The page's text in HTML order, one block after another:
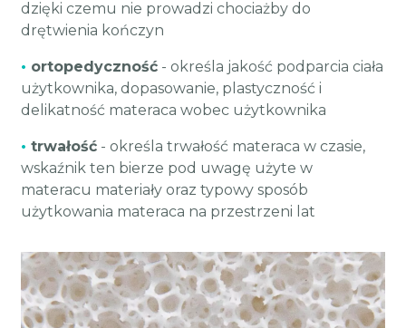
dzięki czemu nie prowadzi chociażby do
drętwienia kończyn
• ortopedyczność - określa jakość podparcia ciała
użytkownika, dopasowanie, plastyczność i
delikatność materaca wobec użytkownika
• trwałość - określa trwałość materaca w czasie,
wskaźnik ten bierze pod uwagę użyte w
materacu materiały oraz typowy sposób
użytkowania materaca na przestrzeni lat